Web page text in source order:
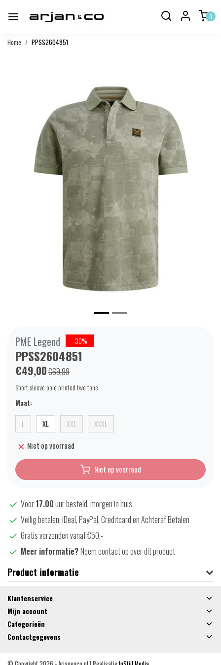
0
Home PPSS2604851
PME Legend -30%
PPSS2604851
€49,00€69,99
Short sleeve polo printed two tone
Maat:
L XL XXL XXXL
Niet op voorraad
Niet op voorraad
Voor17.00uur besteld, morgen in huis
Veilig betalen; iDeal, PayPal, Creditcard en Achteraf Betalen
Gratis verzenden vanaf €50,-
Meer informatie?Neem contact op over dit product
Product informatie
Klantenservice
Mijn account
Categorieën
Contactgegevens